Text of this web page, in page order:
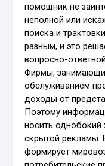
помощник не
неполной или
поиска и
разным, и это
вопросно-
Фирмы,
обслуживанием
доходы от
Поэтому
носить однобокий
скрытой рекламы.
формирует